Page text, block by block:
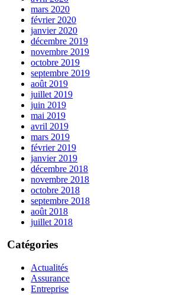
mars 2020
février 2020
janvier 2020
décembre 2019
novembre 2019
octobre 2019
septembre 2019
août 2019
juillet 2019
juin 2019
mai 2019
avril 2019
mars 2019
février 2019
janvier 2019
décembre 2018
novembre 2018
octobre 2018
septembre 2018
août 2018
juillet 2018
Catégories
Actualités
Assurance
Entreprise